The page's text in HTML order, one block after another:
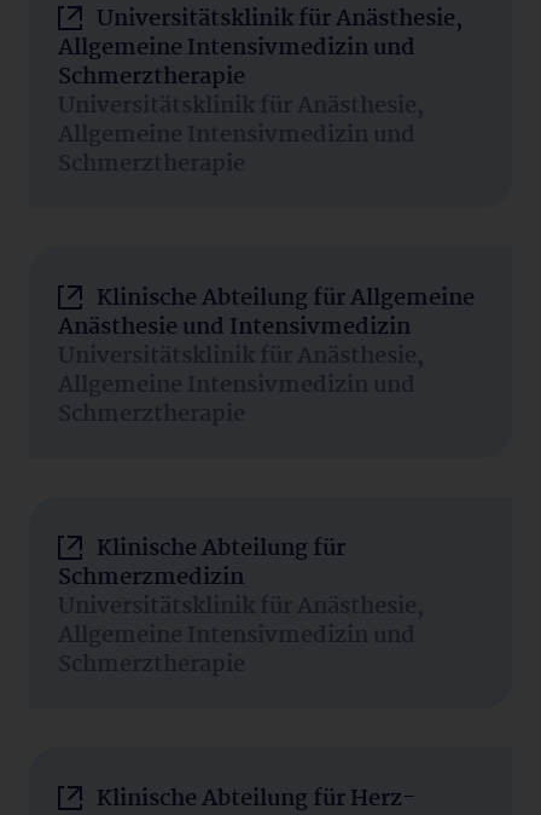
Universitätsklinik für Anästhesie,
Allgemeine Intensivmedizin und
Schmerztherapie
Universitätsklinik für Anästhesie,
Allgemeine Intensivmedizin und
Schmerztherapie
Klinische Abteilung für Allgemeine
Anästhesie und Intensivmedizin
Universitätsklinik für Anästhesie,
Allgemeine Intensivmedizin und
Schmerztherapie
Klinische Abteilung für
Schmerzmedizin
Universitätsklinik für Anästhesie,
Allgemeine Intensivmedizin und
Schmerztherapie
Klinische Abteilung für Herz-